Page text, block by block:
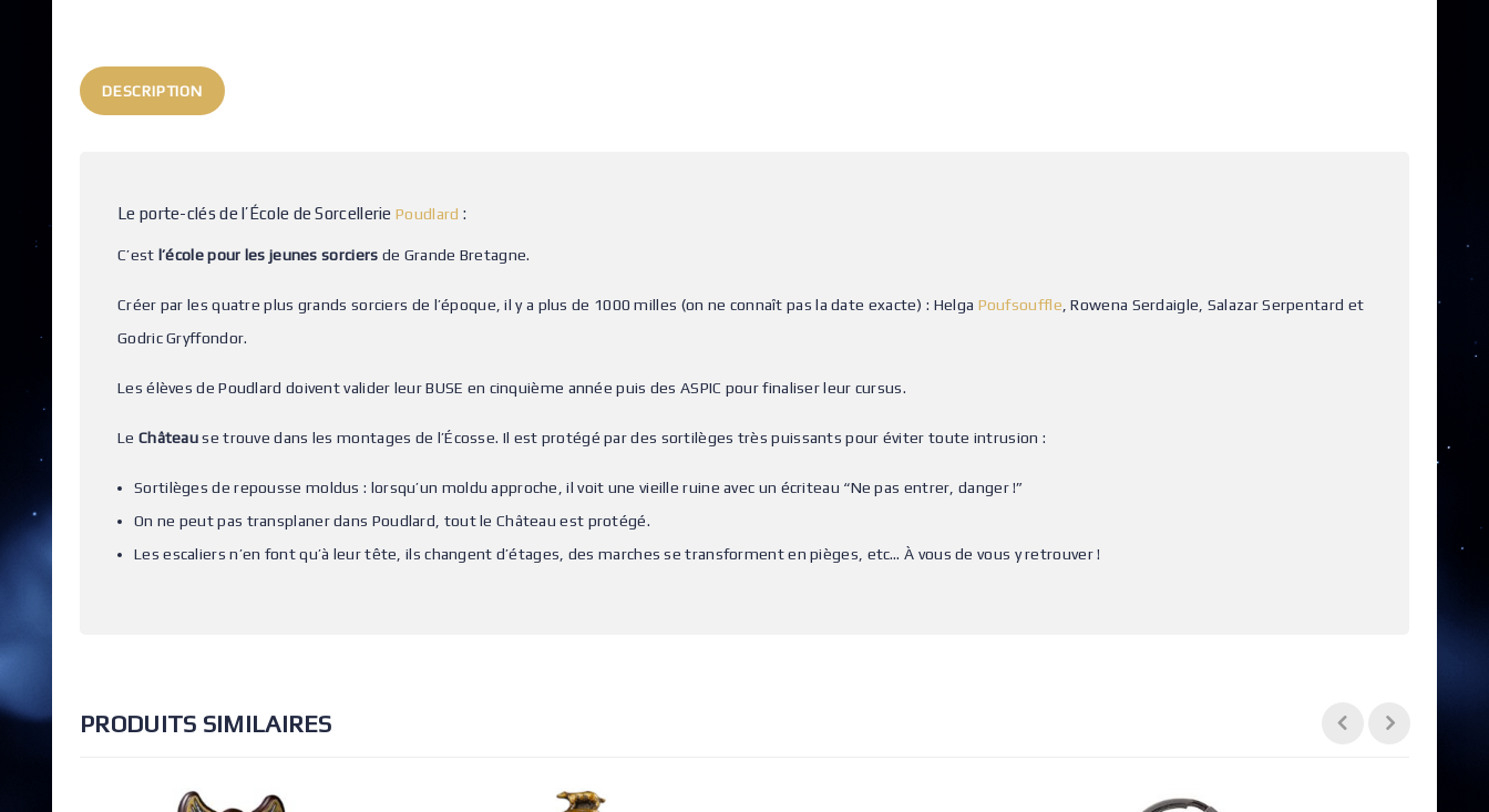
DESCRIPTION
Le porte-clés de l’École de Sorcellerie Poudlard :
C’est l’école pour les jeunes sorciers de Grande Bretagne.
Créer par les quatre plus grands sorciers de l’époque, il y a plus de 1000 milles (on ne connaît pas la date exacte) : Helga Poufsouffle , Rowena Serdaigle, Salazar Serpentard et
Godric Gryffondor.
Les élèves de Poudlard doivent valider leur BUSE en cinquième année puis des ASPIC pour finaliser leur cursus.
Le Châteause trouve dans les montages de l’Écosse. Il est protégé par des sortilèges très puissants pour éviter toute intrusion :
Sortilèges de repousse moldus : lorsqu’un moldu approche, il voit une vieille ruine avec un écriteau “Ne pas entrer, danger !”
On ne peut pas transplaner dans Poudlard, tout le Château est protégé.
Les escaliers n’en font qu’à leur tête, ils changent d’étages, des marches se transforment en pièges, etc… À vous de vous y retrouver !
PRODUITS SIMILAIRES